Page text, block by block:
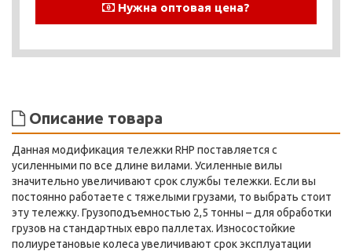
Нужна оптовая цена?
Описание товара
Данная модификация тележки RHP поставляется с
усиленными по все длине вилами. Усиленные вилы
значительно увеличивают срок службы тележки. Если вы
постоянно работаете с тяжелыми грузами, то выбрать стоит
эту тележку. Грузоподъемностью 2,5 тонны – для обработки
грузов на стандартных евро паллетах. Износостойкие
полиуретановые колеса увеличивают срок эксплуатации